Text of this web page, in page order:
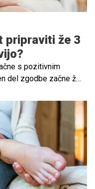
pripraviti že 3
s pozitivnim
del zgodbe začne že
na razvoj otroka v
marsikatera ženska